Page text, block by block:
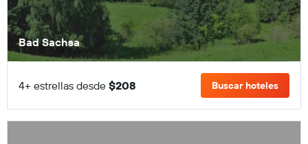
Bad Sachsa
4+ estrellas desde $208 Buscar hoteles